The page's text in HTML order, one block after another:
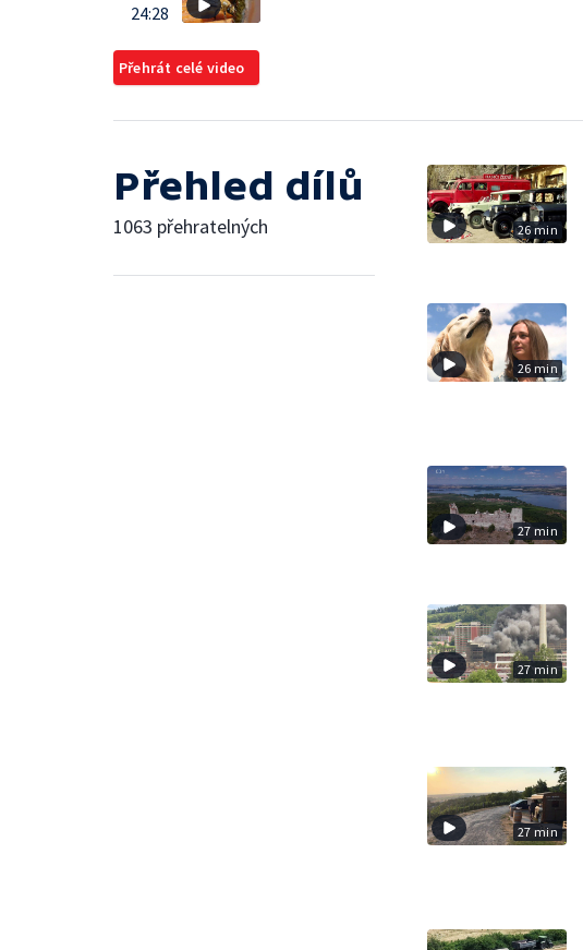
24:28
Přehrát celé video
Přehled dílů
1063 přehratelných 26 min
26 min
27 min
27 min
27 min